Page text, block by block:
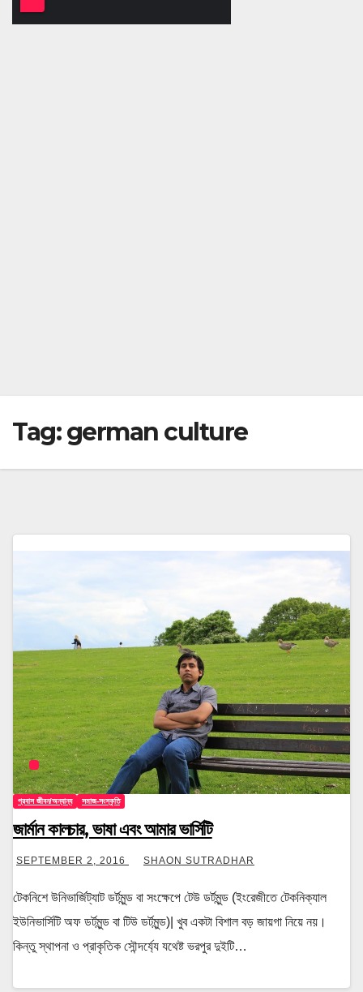
Tag:german culture
প্রবাস জীবন/অন্যান্য সমাজ-সংস্কৃতি
জার্মান কালচার, ভাষা এবং আমার ভার্সিটি
SEPTEMBER 2, 2016 SHAON SUTRADHAR
টেকনিশে উনিভার্জিট্যাট ডর্টমুন্ড বা সংক্ষেপে টেউ ডর্টমুন্ড (ইংরেজীতে টেকনিক্যাল
ইউনিভার্সিটি অফ ডর্টমুন্ড বা টিউ ডর্টমুন্ড)| খুব একটা বিশাল বড় জায়গা নিয়ে নয়।
কিন্তু স্থাপনা ও প্রাকৃতিক সৌন্দর্য্যে যথেষ্ট ভরপুর দুইটি…